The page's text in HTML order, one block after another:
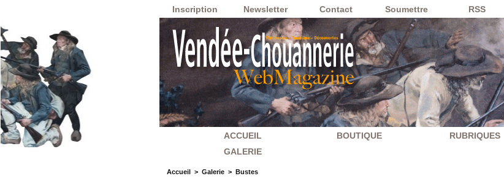
Inscription Newsletter Contact Soumettre RSS
ACCUEIL BOUTIQUE RUBRIQUES
GALERIE
Accueil > Galerie > Bustes